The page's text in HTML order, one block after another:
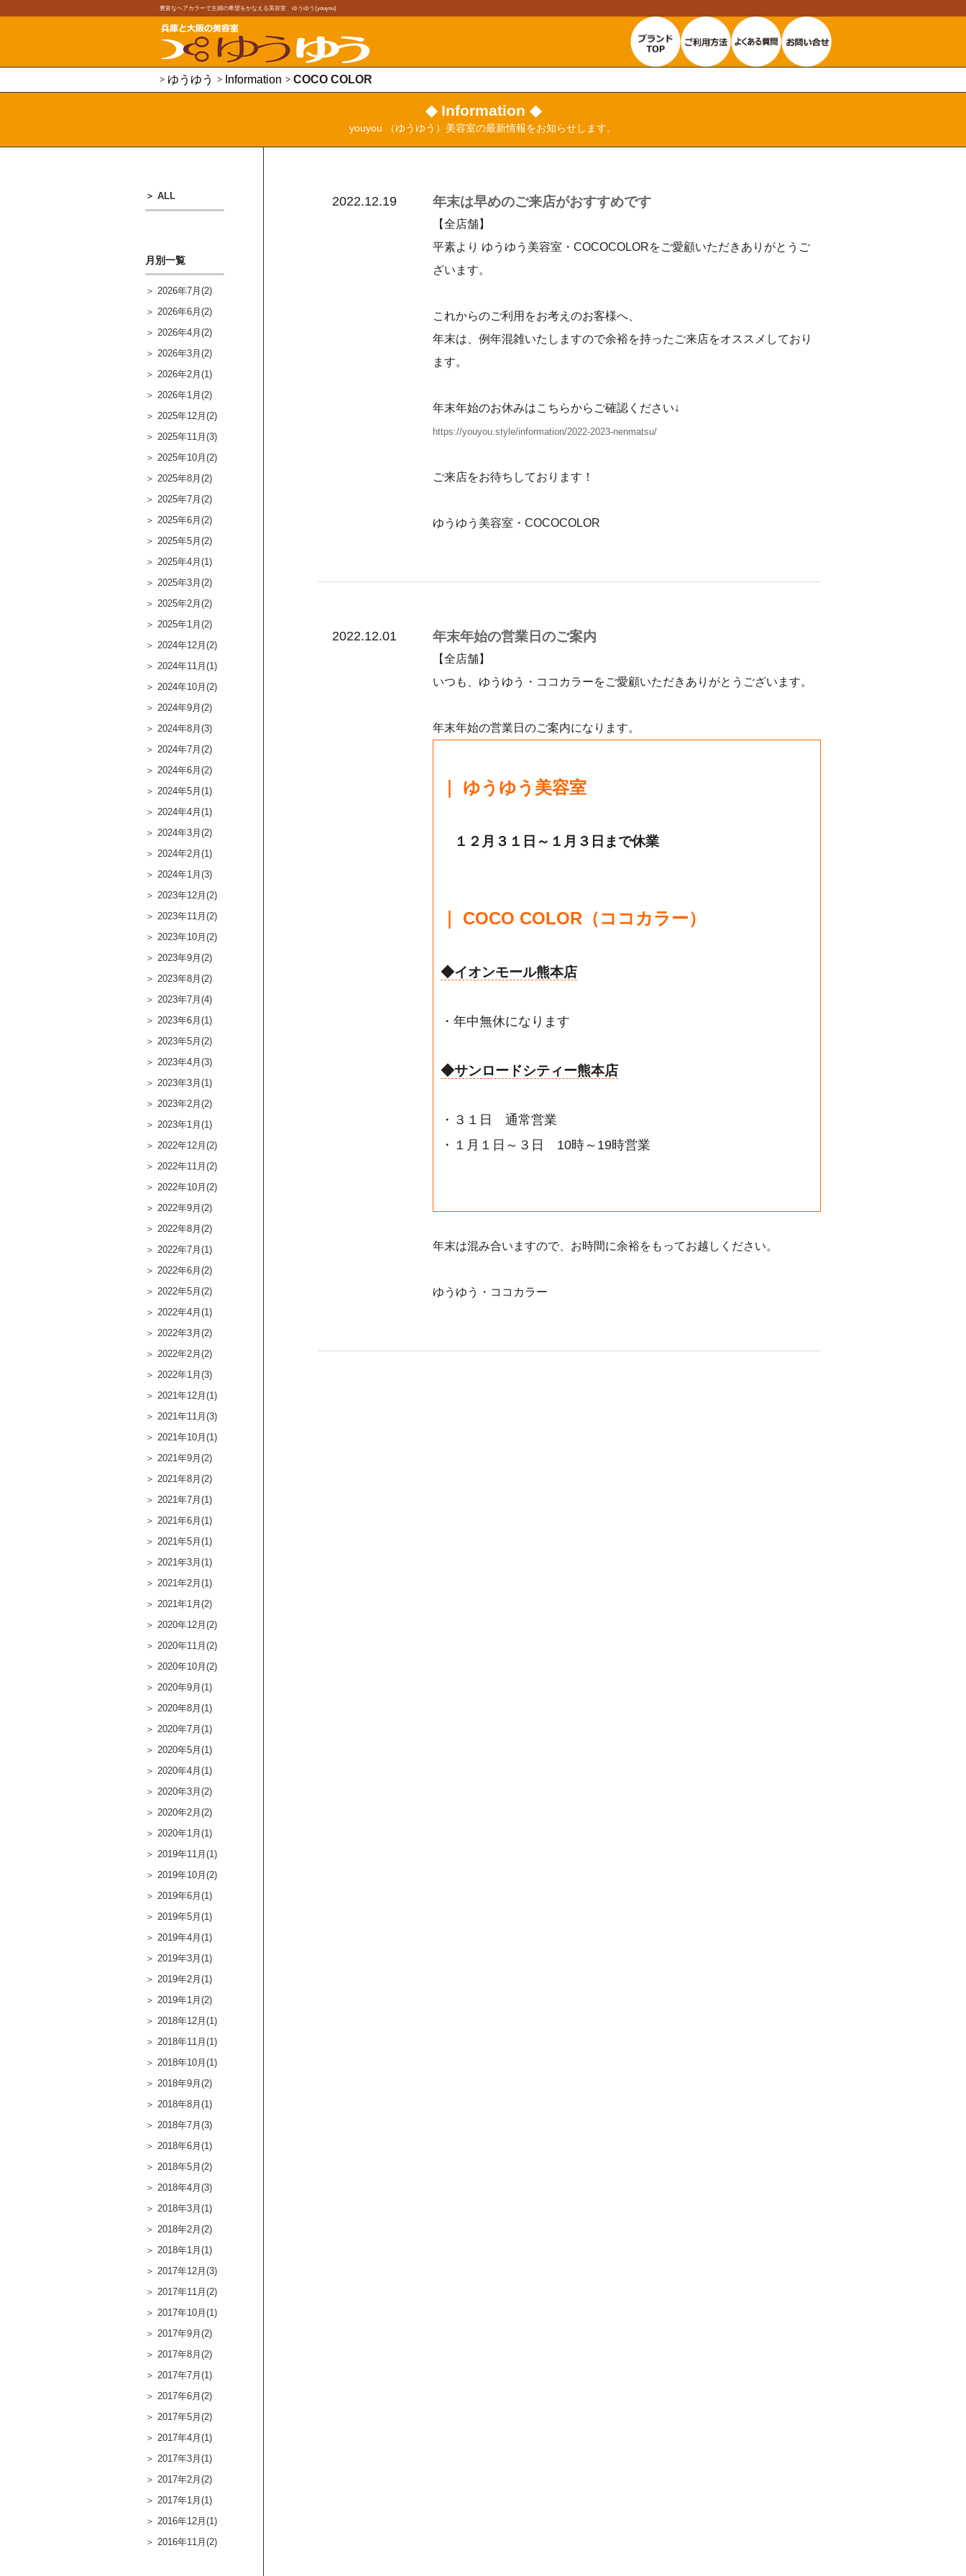
豊富なヘアカラーで主婦の希望をかなえる美容室 ゆうゆう(youyou)
ゆうゆう Information COCO COLOR
◆ Information ◆
youyou （ゆうゆう）美容室の最新情報をお知らせします。
2022.12.19 年末は早めのご来店がおすすめです
【全店舗】
平素より ゆうゆう美容室・COCOCOLORをご愛顧いただきありがとうご
ざいます。
これからのご利用をお考えのお客様へ、
年末は、例年混雑いたしますので余裕を持ったご来店をオススメしており
ます。
年末年始のお休みはこちらからご確認ください↓
https://youyou.style/information/2022-2023-nenmatsu/
ご来店をお待ちしております！
ゆうゆう美容室・COCOCOLOR
2022.12.01 年末年始の営業日のご案内
【全店舗】
いつも、ゆうゆう・ココカラーをご愛顧いただきありがとうございます。
年末年始の営業日のご案内になります。
｜ ゆうゆう美容室
１２月３１日～１月３日まで休業
｜ COCO COLOR（ココカラー）
◆イオンモール熊本店
・年中無休になります
◆サンロードシティー熊本店
・３１日 通常営業
・１月１日～３日 10時～19時営業
年末は混み合いますので、お時間に余裕をもってお越しください。
ゆうゆう・ココカラー
ALL
月別一覧
2026年7月(2)
2026年6月(2)
2026年4月(2)
2026年3月(2)
2026年2月(1)
2026年1月(2)
2025年12月(2)
2025年11月(3)
2025年10月(2)
2025年8月(2)
2025年7月(2)
2025年6月(2)
2025年5月(2)
2025年4月(1)
2025年3月(2)
2025年2月(2)
2025年1月(2)
2024年12月(2)
2024年11月(1)
2024年10月(2)
2024年9月(2)
2024年8月(3)
2024年7月(2)
2024年6月(2)
2024年5月(1)
2024年4月(1)
2024年3月(2)
2024年2月(1)
2024年1月(3)
2023年12月(2)
2023年11月(2)
2023年10月(2)
2023年9月(2)
2023年8月(2)
2023年7月(4)
2023年6月(1)
2023年5月(2)
2023年4月(3)
2023年3月(1)
2023年2月(2)
2023年1月(1)
2022年12月(2)
2022年11月(2)
2022年10月(2)
2022年9月(2)
2022年8月(2)
2022年7月(1)
2022年6月(2)
2022年5月(2)
2022年4月(1)
2022年3月(2)
2022年2月(2)
2022年1月(3)
2021年12月(1)
2021年11月(3)
2021年10月(1)
2021年9月(2)
2021年8月(2)
2021年7月(1)
2021年6月(1)
2021年5月(1)
2021年3月(1)
2021年2月(1)
2021年1月(2)
2020年12月(2)
2020年11月(2)
2020年10月(2)
2020年9月(1)
2020年8月(1)
2020年7月(1)
2020年5月(1)
2020年4月(1)
2020年3月(2)
2020年2月(2)
2020年1月(1)
2019年11月(1)
2019年10月(2)
2019年6月(1)
2019年5月(1)
2019年4月(1)
2019年3月(1)
2019年2月(1)
2019年1月(2)
2018年12月(1)
2018年11月(1)
2018年10月(1)
2018年9月(2)
2018年8月(1)
2018年7月(3)
2018年6月(1)
2018年5月(2)
2018年4月(3)
2018年3月(1)
2018年2月(2)
2018年1月(1)
2017年12月(3)
2017年11月(2)
2017年10月(1)
2017年9月(2)
2017年8月(2)
2017年7月(1)
2017年6月(2)
2017年5月(2)
2017年4月(1)
2017年3月(1)
2017年2月(2)
2017年1月(1)
2016年12月(1)
2016年11月(2)